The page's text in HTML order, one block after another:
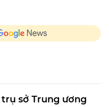
trụ sở Trung ương